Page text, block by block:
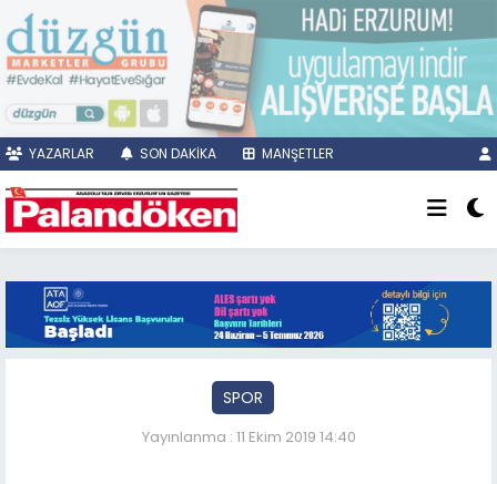
YAZARLAR SON DAKİKA MANŞETLER
SPOR
Yayınlanma : 11 Ekim 2019 14:40